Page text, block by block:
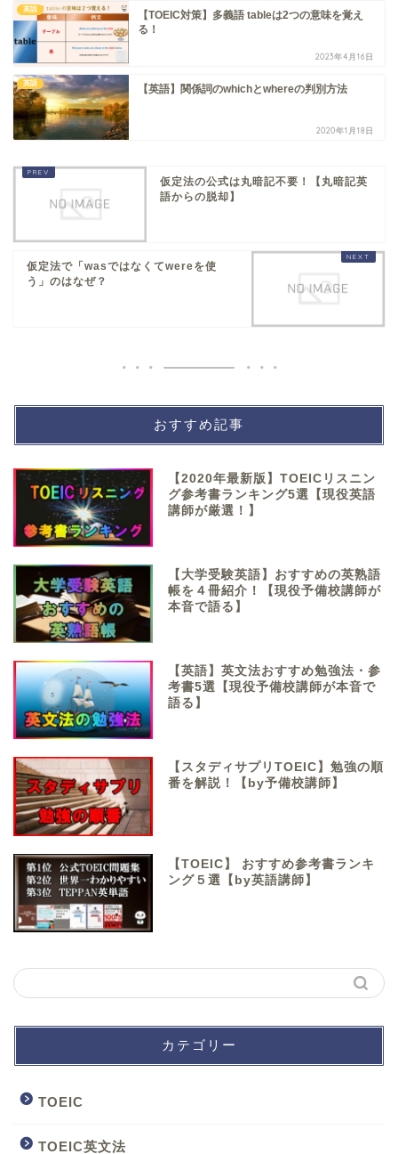
英語
【TOEIC対策】多義語 tableは2つの意味を覚え
る！
2023年4月16日
英語 【英語】関係詞のwhichとwhereの判別方法
2020年1月18日
仮定法の公式は丸暗記不要！【丸暗記英
語からの脱却】
仮定法で「wasではなくてwereを使
う」のはなぜ？
おすすめ記事
【2020年最新版】TOEICリスニン
グ参考書ランキング5選【現役英語
講師が厳選！】
【大学受験英語】おすすめの英熟語
帳を４冊紹介！【現役予備校講師が
本音で語る】
【英語】英文法おすすめ勉強法・参
考書5選【現役予備校講師が本音で
語る】
【スタディサプリTOEIC】勉強の順
番を解説！【by予備校講師】
【TOEIC】 おすすめ参考書ランキ
ング５選【by英語講師】
カテゴリー
TOEIC
TOEIC英文法